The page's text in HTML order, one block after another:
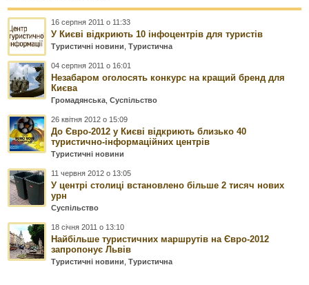
16 серпня 2011 о 11:33
У Києві відкриють 10 інфоцентрів для туристів
Туристичні новини ,Туристична
04 серпня 2011 о 16:01
Незабаром оголосять конкурс на кращий бренд для
Києва
Громадянська ,Суспільство
26 квітня 2012 о 15:09
До Євро-2012 у Києві відкриють близько 40
туристично-інформаційних центрів
Туристичні новини
11 червня 2012 о 13:05
У центрі столиці встановлено більше 2 тисяч нових
урн
Суспільство
18 січня 2011 о 13:10
Найбільше туристичних маршрутів на Євро-2012
запропонує Львів
Туристичні новини ,Туристична